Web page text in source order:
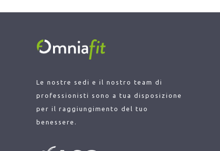
Le nostre sedi e il nostro team di
professionisti sono a tua disposizione
per il raggiungimento del tuo
benessere.